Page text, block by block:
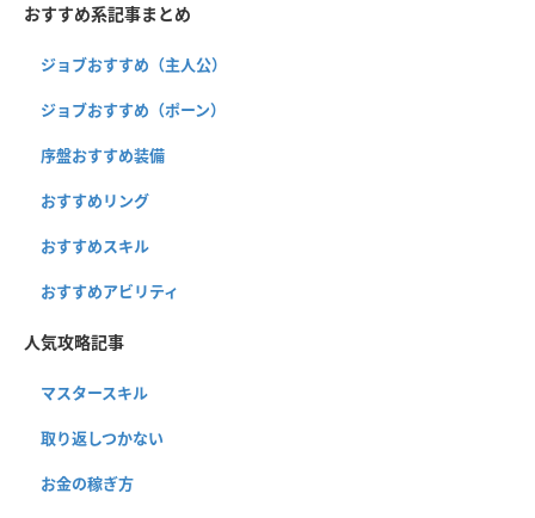
おすすめ系記事まとめ
ジョブおすすめ（主人公）
ジョブおすすめ（ポーン）
序盤おすすめ装備
おすすめリング
おすすめスキル
おすすめアビリティ
人気攻略記事
マスタースキル
取り返しつかない
お金の稼ぎ方